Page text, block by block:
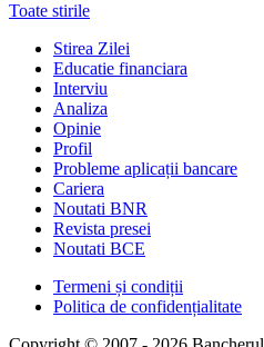
Toate stirile
Stirea Zilei
Educatie financiara
Interviu
Analiza
Opinie
Profil
Probleme aplicații bancare
Cariera
Noutati BNR
Revista presei
Noutati BCE
Termeni și condiții
Politica de confidențialitate